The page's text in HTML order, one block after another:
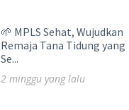
🌱 MPLS Sehat, Wujudkan
Remaja Tana Tidung yang
Se...
2 minggu yang lalu